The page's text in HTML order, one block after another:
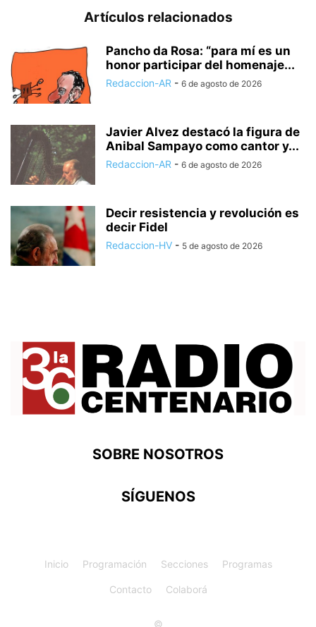
Artículos relacionados
Pancho da Rosa: “para mí es un
honor participar del homenaje...
Redaccion-AR - 6 de agosto de 2026
Javier Alvez destacó la figura de
Anibal Sampayo como cantor y...
Redaccion-AR - 6 de agosto de 2026
Decir resistencia y revolución es
decir Fidel
Redaccion-HV - 5 de agosto de 2026
SOBRE NOSOTROS
SÍGUENOS
Inicio Programación Secciones Programas
Contacto Colaborá
©